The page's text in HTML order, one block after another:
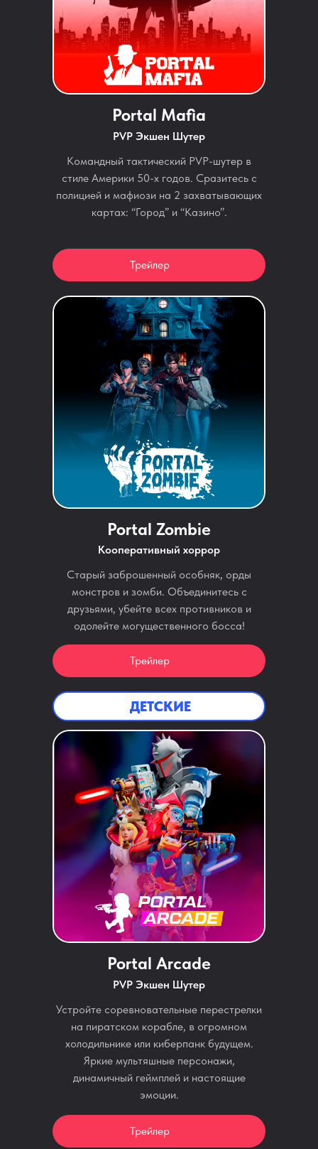
Трейлер
Старый заброшенный особняк, орды
монстров и зомби. Объединитесь с
друзьями, убейте всех противников и
одолейте могущественного босса!
Кооперативный хоррор
Portal Zombie
Трейлер
Командный тактический PVP-шутер в
стиле Америки 50-х годов. Сразитесь с
полицией и мафиози на 2 захватывающих
картах: “Город” и “Казино”.
PVP Экшен Шутер
Portal Mafia
Трейлер
Устройте соревновательные перестрелки
на пиратском корабле, в огромном
холодильнике или киберпанк будущем.
Яркие мультяшные персонажи,
динамичный геймплей и настоящие
эмоции.
PVP Экшен Шутер
Portal Arcade
ДЕТСКИЕ